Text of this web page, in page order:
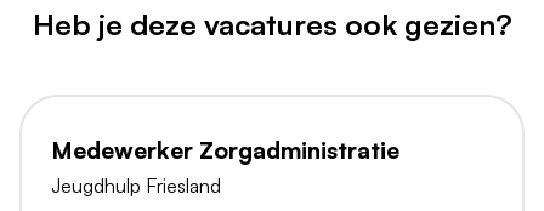
Heb je deze vacatures ook gezien?
Medewerker Zorgadministratie
Jeugdhulp Friesland